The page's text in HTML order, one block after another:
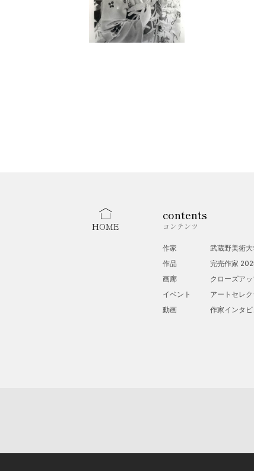
HOME
contents
コンテンツ
作家
作品
画廊
イベント
動画
武蔵野美術
完売作家
クローズア
アートセレ
作家インタビ